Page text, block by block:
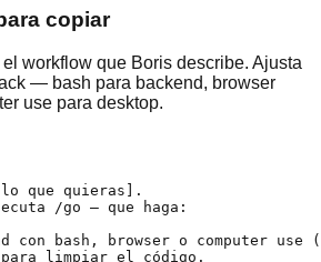
copiar
workflow que Boris describe. Ajusta
— bash para backend, browser
use para desktop.
que quieras].
/go — que haga:
con bash, browser o computer use
limpiar el código.